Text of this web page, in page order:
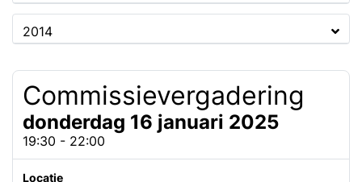
2014
Commissievergadering
donderdag 16 januari 2025
19:30 - 22:00
Locatie